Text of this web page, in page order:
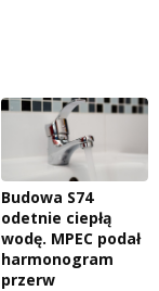
Budowa S74
odetnie ciepłą
wodę. MPEC podał
harmonogram
przerw